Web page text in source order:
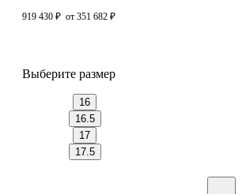
919 430 ₽ от 351 682 ₽
Выберите размер
16
16.5
17
17.5